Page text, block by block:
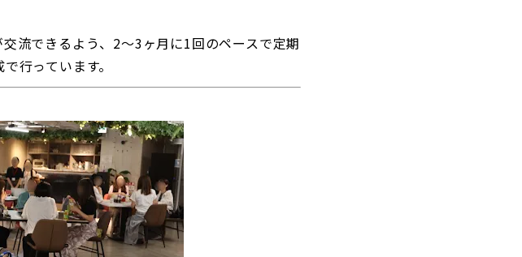
流できるよう、2～3ヶ月に1回のペースで定期
行っています。